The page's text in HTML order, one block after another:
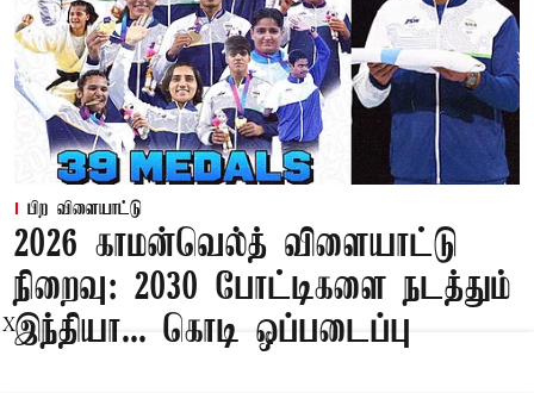
பிற விளையாட்டு
2026 காமன்வெல்த் விளையாட்டு
நிறைவு: 2030 போட்டிகளை நடத்தும்
இந்தியா... கொடி ஒப்படைப்பு
X